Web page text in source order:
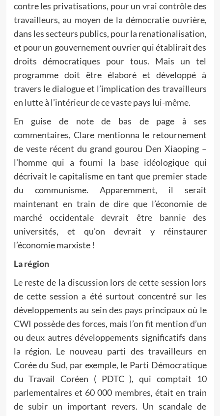
contre les privatisations, pour un vrai contrôle des
travailleurs, au moyen de la démocratie ouvrière,
dans les secteurs publics, pour la renationalisation,
et pour un gouvernement ouvrier qui établirait des
droits démocratiques pour tous. Mais un tel
programme doit être élaboré et développé à
travers le dialogue et l’implication des travailleurs
en lutte à l’intérieur de ce vaste pays lui-même.
En guise de note de bas de page à ses
commentaires, Clare mentionna le retournement
de veste récent du grand gourou Den Xiaoping –
l’homme qui a fourni la base idéologique qui
décrivait le capitalisme en tant que premier stade
du communisme. Apparemment, il serait
maintenant en train de dire que l’économie de
marché occidentale devrait être bannie des
universités, et qu’on devrait y réinstaurer
l’économie marxiste !
La région
Le reste de la discussion lors de cette session lors
de cette session a été surtout concentré sur les
développements au sein des pays principaux où le
CWI possède des forces, mais l’on fit mention d’un
ou deux autres développements significatifs dans
la région. Le nouveau parti des travailleurs en
Corée du Sud, par exemple, le Parti Démocratique
du Travail Coréen ( PDTC ), qui comptait 10
parlementaires et 60 000 membres, était en train
de subir un important revers. Un scandale de